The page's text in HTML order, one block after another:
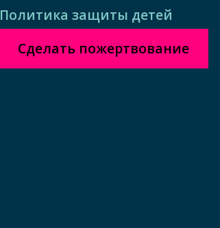
Политика защиты детей
Сделать пожертвование